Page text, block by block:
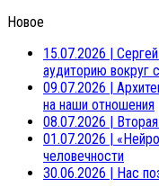
Новое
15.07.2026 |
аудиторию вокруг
09.07.2026 |
на наши отношения
08.07.2026 |
01.07.2026 |
человечности
30.06.2026 | Нас